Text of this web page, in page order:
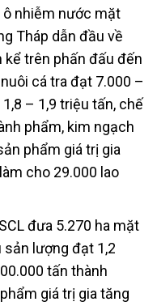
nhiễm nước mặt
Tháp dẫn đầu về
kể trên phấn đấu đến
cá tra đạt 7.000 –
– 1,9 triệu tấn, chế
phẩm, kim ngạch
phẩm giá trị gia
cho 29.000 lao
đưa 5.270 ha mặt
sản lượng đạt 1,2
tấn thành
giá trị gia tăng